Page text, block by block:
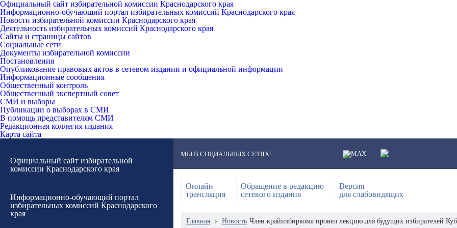
Официальный сайт избирательной комиссии Краснодарского края
Информационно-обучающий портал избирательных комиссий Краснодарского края
Новости избирательной комиссии Краснодарского края
Деятельность избирательных комиссий Краснодарского края
Сайты и страницы сайтов
Социальные сети
Документы избирательной комиссии
Постановления
Опубликование правовых актов в сетевом издании и официальной информации
Информационные сообщения
Общественный контроль
Общественный экспертный совет
СМИ и выборы
Публикации о выборах в СМИ
В помощь представителям СМИ
Редакционная коллегия издания
Карта сайта
Официальный сайт избирательной
комиссии Краснодарского края
Информационно-обучающий портал
избирательных комиссий Краснодарского
края
МЫ В СОЦИАЛЬНЫХ СЕТЯХ:
Онлайн
трансляция
Обращение в редакцию
сетевого издания
Версия
для слабовидящих
Главная › Новость Член крайизбиркома провел лекцию для будущих избирателей